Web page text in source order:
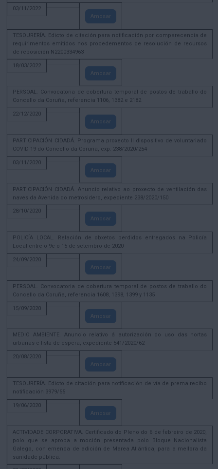
03/11/2022
Amosar
TESOURERÍA. Edicto de citación para notificación por comparecencia de
requirimentos emitidos nos procedementos de resolución de recursos
de reposición N2200334963
18/03/2022
Amosar
PERSOAL. Convocatoria de cobertura temporal de postos de traballo do
Concello da Coruña, referencia 1106, 1382 e 2182
22/12/2020
Amosar
PARTICIPACIÓN CIDADÁ. Programa proxecto II dispositivo de voluntariado
COVID 19 do Concello da Coruña, exp. 238/2020/254
03/11/2020
Amosar
PARTICIPACIÓN CIDADÁ. Anuncio relativo ao proxecto de ventilación das
naves da Avenida do metrosidero, expediente 238/2020/150
28/10/2020
Amosar
POLICÍA LOCAL. Relación de obxetos perdidos entregados na Policía
Local entre o 9e o 15 de setembro de 2020
24/09/2020
Amosar
PERSOAL. Convocatoria de cobertura temporal de postos de traballo do
Concello da Coruña, referencia 1608, 1398, 1399 y 1135
15/09/2020
Amosar
MEDIO AMBIENTE. Anuncio relativo á autorización do uso das hortas
urbanas e lista de espera, expediente 541/2020/62
20/08/2020
Amosar
TESOURERÍA. Edicto de citación para notificación de vía de prema recibo
notificación 3979/55
19/06/2020
Amosar
ACTIVIDADE CORPORATIVA. Certificado do Pleno do 6 de febreiro de 2020,
polo que se aproba a moción presentada polo Bloque Nacionalista
Galego, con emenda de adición de Marea Atlántica, para a mellora da
sanidade pública.